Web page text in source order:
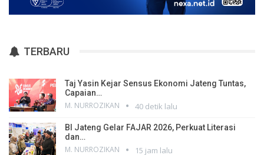
TERBARU
Taj Yasin Kejar Sensus Ekonomi Jateng Tuntas,
Capaian…
M. NURROZIKAN 40 detik lalu
BI Jateng Gelar FAJAR 2026, Perkuat Literasi
dan…
M. NURROZIKAN 15 jam lalu